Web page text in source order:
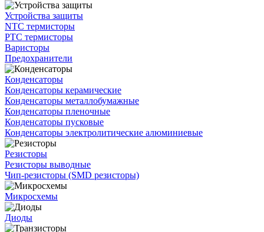
Устройства защиты
NTC термисторы
PTC термисторы
Варисторы
Предохранители
Конденсаторы
Конденсаторы керамические
Конденсаторы металлобумажные
Конденсаторы пленочные
Конденсаторы пусковые
Конденсаторы электролитические алюминиевые
Резисторы
Резисторы выводные
Чип-резисторы (SMD резисторы)
Микросхемы
Диоды